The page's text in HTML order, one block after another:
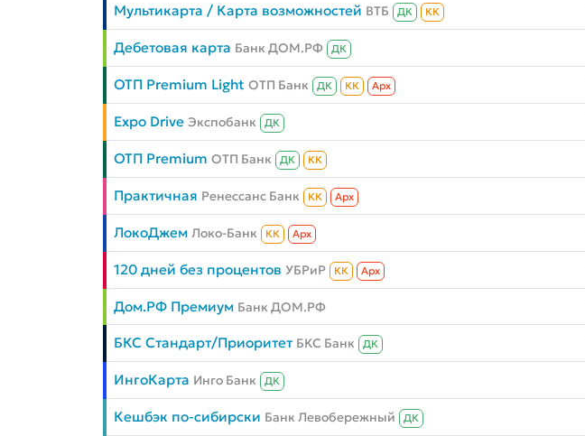
Мультикарта / Карта возможностей ВТБ ДК КК
Дебетовая карта Банк ДОМ.РФ ДК
ОТП Premium Light ОТП Банк ДК КК Aрх
Expo Drive Экспобанк ДК
ОТП Premium ОТП Банк ДК КК
Практичная Ренессанс Банк КК Aрх
ЛокоДжем Локо-Банк КК Aрх
120 дней без процентов УБРиР КК Aрх
Дом.РФ Премиум Банк ДОМ.РФ
БКС Стандарт/Приоритет БКС Банк ДК
ИнгоКарта Инго Банк ДК
Кешбэк по-сибирски Банк Левобережный ДК